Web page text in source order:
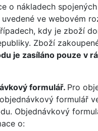
o nákladech
ve webovém
kdy je zboží
Zboží
je zasíláno pouze v
formulář. Pro
formulář
Objednávkový
o: